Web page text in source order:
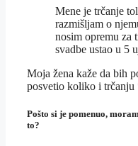
Mene je trčanje
razmišljam o
nosim opremu za
svadbe ustao u 5
Moja žena kaže da bih
posvetio koliko i trčanju
Pošto si je pomenuo,
to?